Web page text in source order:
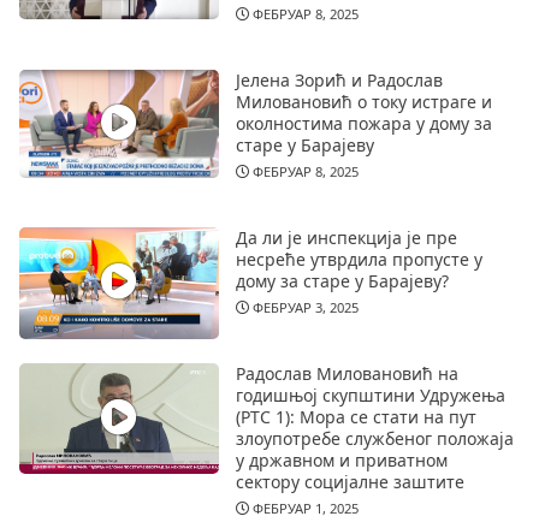
ФЕБРУАР 8, 2025
Јелена Зорић и Радослав
Миловановић о току истраге и
околностима пожара у дому за
старе у Барајеву
ФЕБРУАР 8, 2025
Да ли је инспекција је пре
несреће утврдила пропусте у
дому за старе у Барајеву?
ФЕБРУАР 3, 2025
Радослав Миловановић на
годишњој скупштини Удружења
(РТС 1): Мора се стати на пут
злоупотребе службеног положаја
у државном и приватном
сектору социјалне заштите
ФЕБРУАР 1, 2025